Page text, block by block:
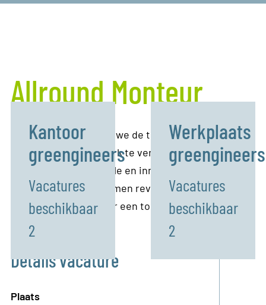
Kantoor
greengineers
Vacatures
beschikbaar
2
Werkplaats
greengineers
Vacatures
beschikbaar
2
Allround Monteur
Bij Nuutro co-creëren we de toekomst van voedsel
door baanbrekend werk te verrichten op het gebied
van duurzame, flexibele en innovatieve
procesapparatuur. Samen revolutioneren we de
voedselproductie voor een toegankelijkere en
duurzamere wereld.
Details vacature
Plaats